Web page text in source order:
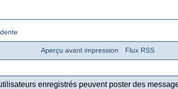
Aperçu avant impression Flux RSS
enregistrés peuvent poster des